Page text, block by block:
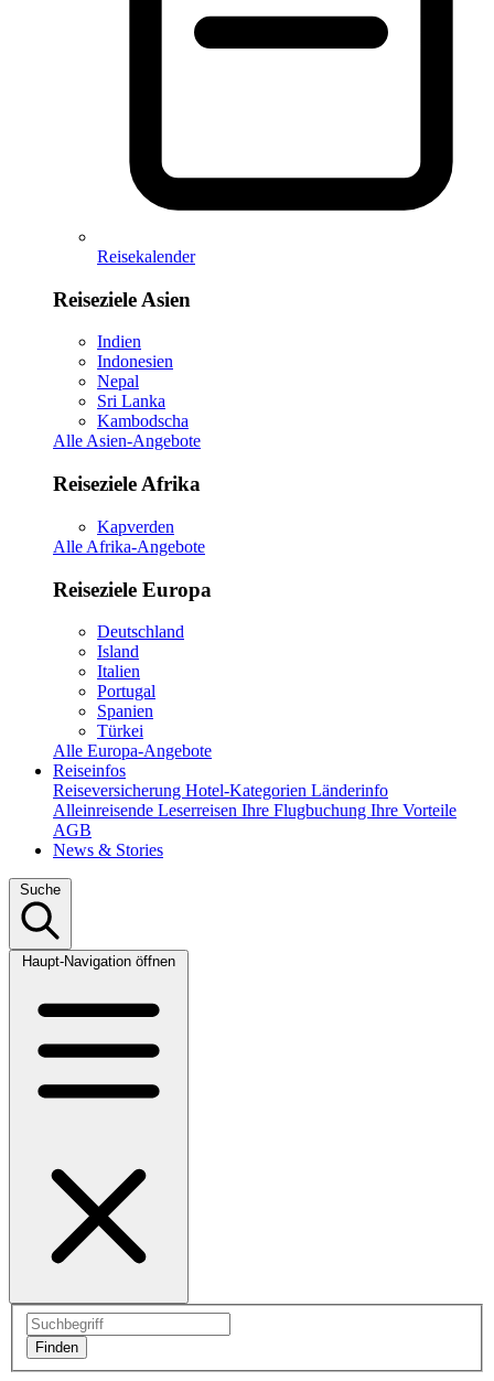
Reisekalender
Reiseziele Asien
Indien
Indonesien
Nepal
Sri Lanka
Kambodscha
Alle Asien-Angebote
Reiseziele Afrika
Kapverden
Alle Afrika-Angebote
Reiseziele Europa
Deutschland
Island
Italien
Portugal
Spanien
Türkei
Alle Europa-Angebote
Reiseinfos
Reiseversicherung Hotel-Kategorien Länderinfo
Alleinreisende Leserreisen Ihre Flugbuchung Ihre Vorteile
AGB
News & Stories
Suche
Haupt-Navigation öffnen